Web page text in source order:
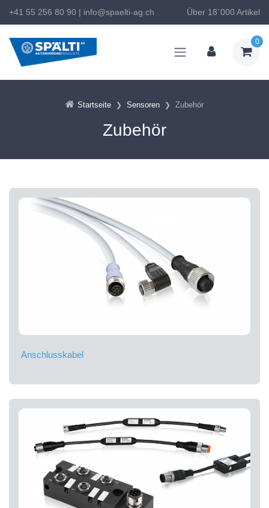
+41 55 256 80 90 | info@spaelti-ag.ch Über 18`000 Artikel
0
Startseite Sensoren Zubehör
Zubehör
Anschlusskabel